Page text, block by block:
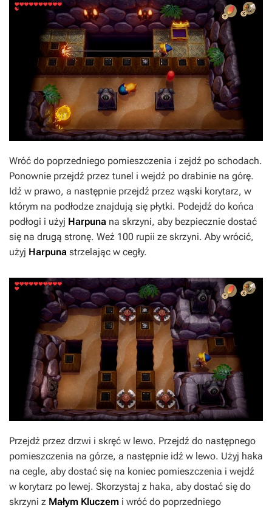
Wróć do poprzedniego pomieszczenia i zejdź po schodach.
Ponownie przejdź przez tunel i wejdź po drabinie na górę.
Idź w prawo, a następnie przejdź przez wąski korytarz, w
którym na podłodze znajdują się płytki. Podejdź do końca
podłogi i użyj Harpuna na skrzyni, aby bezpiecznie dostać
się na drugą stronę. Weź 100 rupii ze skrzyni. Aby wrócić,
użyj Harpuna strzelając w cegły.
Przejdź przez drzwi i skręć w lewo. Przejdź do następnego
pomieszczenia na górze, a następnie idź w lewo. Użyj haka
na cegle, aby dostać się na koniec pomieszczenia i wejdź
w korytarz po lewej. Skorzystaj z haka, aby dostać się do
skrzyni z Małym Kluczem i wróć do poprzedniego